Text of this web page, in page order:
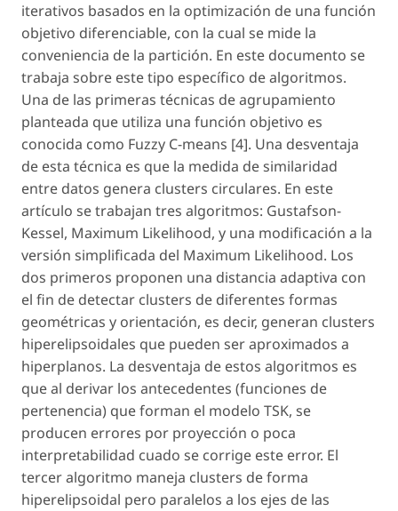
iterativos basados en la optimización de una función
objetivo diferenciable, con la cual se mide la
conveniencia de la partición. En este documento se
trabaja sobre este tipo específico de algoritmos.
Una de las primeras técnicas de agrupamiento
planteada que utiliza una función objetivo es
conocida como Fuzzy C-means [4]. Una desventaja
de esta técnica es que la medida de similaridad
entre datos genera clusters circulares. En este
artículo se trabajan tres algoritmos: Gustafson-
Kessel, Maximum Likelihood, y una modificación a la
versión simplificada del Maximum Likelihood. Los
dos primeros proponen una distancia adaptiva con
el fin de detectar clusters de diferentes formas
geométricas y orientación, es decir, generan clusters
hiperelipsoidales que pueden ser aproximados a
hiperplanos. La desventaja de estos algoritmos es
que al derivar los antecedentes (funciones de
pertenencia) que forman el modelo TSK, se
producen errores por proyección o poca
interpretabilidad cuado se corrige este error. El
tercer algoritmo maneja clusters de forma
hiperelipsoidal pero paralelos a los ejes de las